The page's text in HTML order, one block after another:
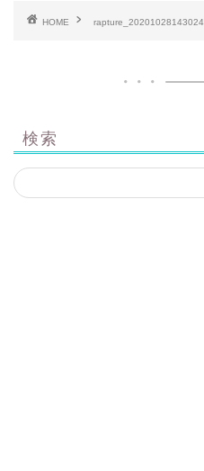
HOME rapture_20201028143024
検索